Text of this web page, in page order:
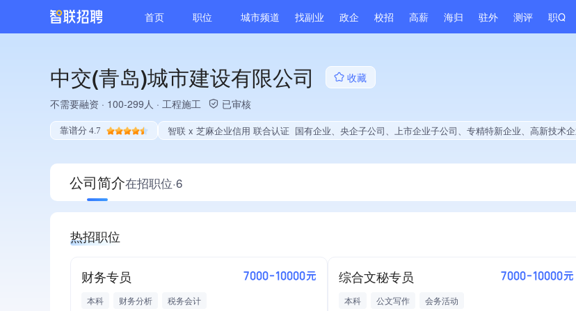
首页 职位 城市频道 找副业 政企 校招 高薪 海归 驻外 测评 职Q
中交(青岛)城市建设有限公司
收藏
不需要融资 · 100-299人 · 工程施工 已审核
靠谱分 4.7 智联 x 芝麻企业信用 联合认证 国有企业、央企子公司、上市企业子公司、专精特新企业、高新技术企业、政府供应商、国企供应商、战略性新兴领域创新能力、薪资水平全省同行前5%、A级纳税人、拥有节能环保技术、专利授权量同领域前5%、技术布局行业领先、集团成员、权威管理体系认证、创新型中小企业、大学生就业贡献、拥有专利、2025年公开项目中标、拥有绿色资质、拥有工艺创新能力、拥
公司简介在招职位·6
热招职位
财务专员 7000-10000元
本科 财务分析 税务会计
综合文秘专员 7000-10000元
本科 公文写作 会务活动